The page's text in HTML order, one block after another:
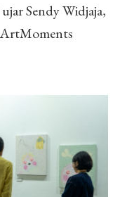
Sendy Widjaja,